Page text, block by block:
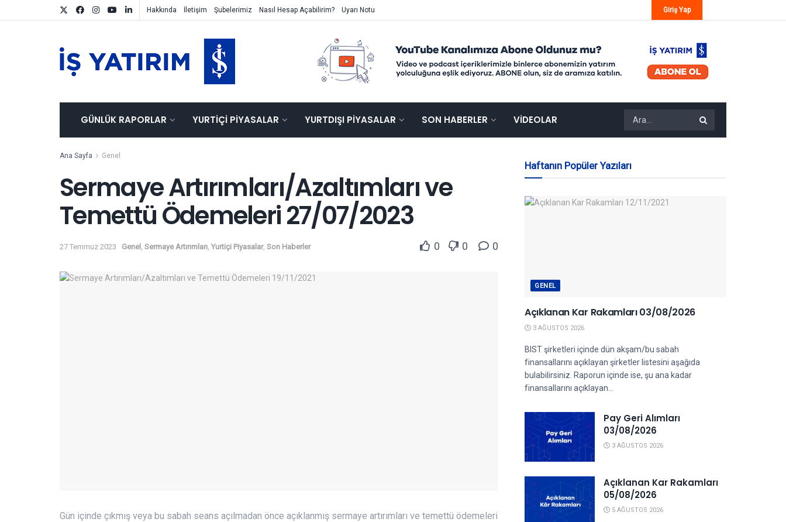
Hakkında İletişim Şubelerimiz Nasıl Hesap Açabilirim? Uyarı Notu Giriş Yap
GÜNLÜK RAPORLAR YURTIÇI PIYASALAR YURTDIŞI PIYASALAR SON HABERLER VIDEOLAR
Ana Sayfa Genel
Sermaye Artırımları/Azaltımları ve
Temettü Ödemeleri 27/07/2023
27 Temmuz 2023 Genel Sermaye Artırımları Yurtiçi Piyasalar, Son Haberler 0 0 0
Gün içinde çıkmış veya bu sabah seans açılmadan önce açıklanmış sermaye artırımları ve temettü ödemeleri
Haftanın Popüler Yazıları
GENEL
Açıklanan Kar Rakamları 03/08/2026
3 AĞUSTOS 2026
BIST şirketleri içinde dün akşam/bu sabah
finansallarını açıklayan şirketler listesini aşağıda
bulabilirsiniz. Raporun içinde ise, şu ana kadar
finansallarını açıklayan...
Pay Geri Alımları
03/08/2026
3 AĞUSTOS 2026
Açıklanan Kar Rakamları
05/08/2026
5 AĞUSTOS 2026